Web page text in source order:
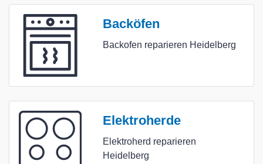
Backöfen
Backofen reparieren Heidelberg
Elektroherde
Elektroherd reparieren
Heidelberg